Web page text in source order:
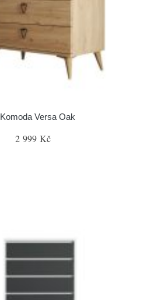
Komoda Versa Oak
2 999 Kč